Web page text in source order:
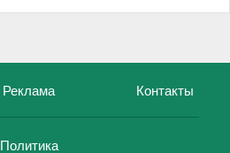
Реклама Контакты
Политика